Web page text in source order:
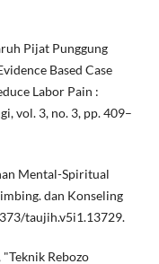
Pijat Punggung
Based Case
Labor Pain :
vol. 3, no. 3, pp. 409–
Mental-Spiritual
dan Konseling
taujih.v5i1.13729.
Rebozo